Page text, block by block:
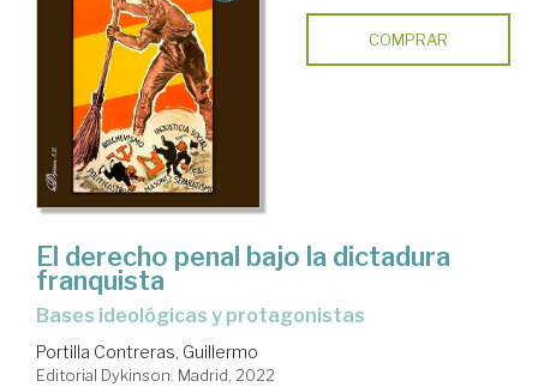
COMPRAR
El derecho penal bajo la dictadura
franquista
bases ideológicas y protagonistas
Portilla Contreras, Guillermo
Editorial Dykinson. Madrid, 2022